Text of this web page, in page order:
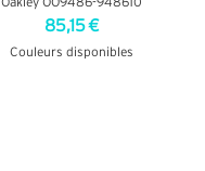
Oakley OO9486-948610
85,15 €
Couleurs disponibles